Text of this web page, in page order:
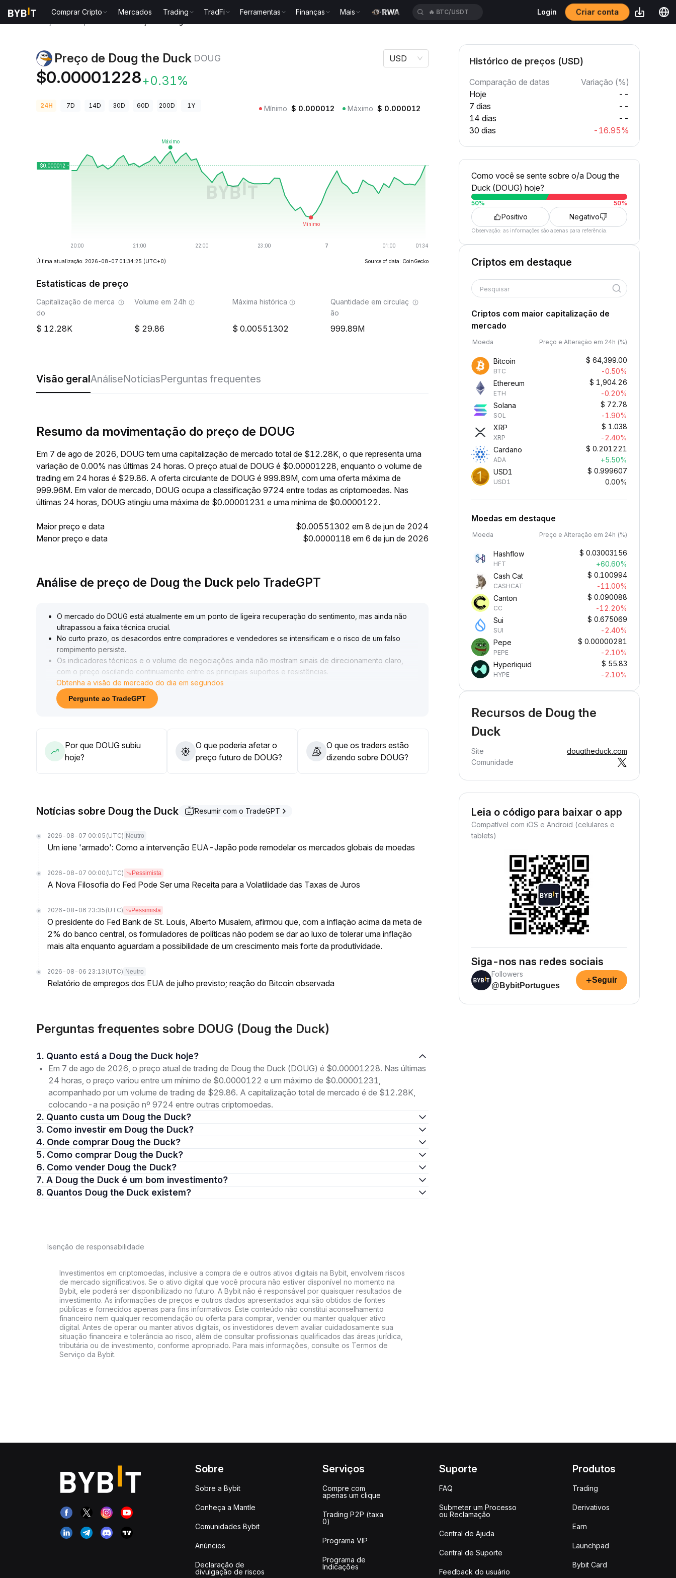
Comprar Cripto Mercados Trading TradFi Ferramentas Finanças Mais 🔥 BTC/USDT Login Criar conta
Preço de Doug the Duck DOUG
$0.00001228+0.31%
USD
24H 7D 14D 30D 60D 200D 1Y Mínimo $ 0.000012 Máximo $ 0.000012
Última atualização: 2026-08-07 01:34:25 (UTC+0) Source of data: CoinGecko
Estatisticas de preço
Capitalização de merca
do
12.28K
Volume em 24h
29.86
Máxima histórica
0.00551302
Quantidade em circulaç
ão
999.89M
Visão geralAnáliseNotíciasPerguntas frequentes
Resumo da movimentação do preço de DOUG
Em 7 de ago de 2026, DOUG tem uma capitalização de mercado total de $12.28K, o que representa uma
variação de 0.00% nas últimas 24 horas. O preço atual de DOUG é $0.00001228, enquanto o volume de
trading em 24 horas é $29.86. A oferta circulante de DOUG é 999.89M, com uma oferta máxima de
999.96M. Em valor de mercado, DOUG ocupa a classificação 9724 entre todas as criptomoedas. Nas
últimas 24 horas, DOUG atingiu uma máxima de $0.00001231 e uma mínima de $0.0000122.
Maior preço e data
$0.00551302 em 8 de jun de 2024
Menor preço e data
$0.0000118 em 6 de jun de 2026
Análise de preço de Doug the Duck pelo TradeGPT
O mercado do DOUG está atualmente em um ponto de ligeira recuperação do sentimento, mas ainda não
ultrapassou a faixa técnica crucial.
No curto prazo, os desacordos entre compradores e vendedores se intensificam e o risco de um falso
rompimento persiste.
Os indicadores técnicos e o volume de negociações ainda não mostram sinais de direcionamento claro,
com o preço oscilando continuamente entre os principais suportes e resistências
Recomenda-se que os investidores continuem monitorando o aumento do volume e uma possível
ressonância com a alta dos preços; caso o preço supere e se mantenha acima do intervalo central (como
0,83-0,89 USDT), a tendência de alta no médio e longo prazo poderá se consolidar
Obtenha a visão de mercado do dia em segundos
Pergunte ao TradeGPT
Por que DOUG subiu
hoje?
O que poderia afetar o
preço futuro de DOUG?
O que os traders estão
dizendo sobre DOUG?
Notícias sobre Doug the Duck Resumir com o TradeGPT
2026-08-07 00:05 (UTC) Neutro
Um iene 'armado': Como a intervenção EUA-Japão pode remodelar os mercados globais de moedas
2026-08-07 00:00 (UTC) Pessimista
A Nova Filosofia do Fed Pode Ser uma Receita para a Volatilidade das Taxas de Juros
2026-08-06 23:35 (UTC) Pessimista
O presidente do Fed Bank de St. Louis, Alberto Musalem, afirmou que, com a inflação acima da meta de
2% do banco central, os formuladores de políticas não podem se dar ao luxo de tolerar uma inflação
mais alta enquanto aguardam a possibilidade de um crescimento mais forte da produtividade.
2026-08-06 23:13 (UTC) Neutro
Relatório de empregos dos EUA de julho previsto; reação do Bitcoin observada
Perguntas frequentes sobre DOUG (Doug the Duck)
1. Quanto está a Doug the Duck hoje?
Em 7 de ago de 2026, o preço atual de trading de Doug the Duck (DOUG) é $0.00001228. Nas últimas
24 horas, o preço variou entre um mínimo de $0.0000122 e um máximo de $0.00001231,
acompanhado por um volume de trading de $29.86. A capitalização total de mercado é de $12.28K,
colocando-a na posição nº 9724 entre outras criptomoedas.
2. Quanto custa um Doug the Duck?
3. Como investir em Doug the Duck?
4. Onde comprar Doug the Duck?
5. Como comprar Doug the Duck?
6. Como vender Doug the Duck?
7. A Doug the Duck é um bom investimento?
8. Quantos Doug the Duck existem?
Isenção de responsabilidade
Investimentos em criptomoedas, inclusive a compra de e outros ativos digitais na Bybit, envolvem riscos
de mercado significativos. Se o ativo digital que você procura não estiver disponível no momento na
Bybit, ele poderá ser disponibilizado no futuro. A Bybit não é responsável por quaisquer resultados de
investimento. As informações de preços e outros dados apresentados aqui são obtidos de fontes
públicas e fornecidos apenas para fins informativos. Este conteúdo não constitui aconselhamento
financeiro nem qualquer recomendação ou oferta para comprar, vender ou manter qualquer ativo
digital. Antes de operar ou manter ativos digitais, os investidores devem avaliar cuidadosamente sua
situação financeira e tolerância ao risco, além de consultar profissionais qualificados das áreas jurídica,
tributária ou de investimento, conforme apropriado. Para mais informações, consulte os Termos de
Serviço da Bybit.
Histórico de preços (USD)
Comparação de datas
Variação (%)
Hoje
--
7 dias
--
14 dias
--
30 dias
-16.95%
Como você se sente sobre o/a Doug the
Duck (DOUG) hoje?
50% 50%
Positivo Negativo
Observação: as informações são apenas para referência.
Criptos em destaque
Pesquisar
Criptos com maior capitalização de
mercado
Moeda Preço e Alteração em 24h (%)
Bitcoin
BTC
$ 64,399.00
-0.50%
Ethereum
ETH
$ 1,904.26
-0.20%
Solana
SOL
$ 72.78
-1.90%
XRP
XRP
$ 1.038
-2.40%
Cardano
ADA
$ 0.201221
+5.50%
USD1
USD1
$ 0.999607
0.00%
Moedas em destaque
Moeda Preço e Alteração em 24h (%)
Hashflow
HFT
$ 0.03003156
+60.60%
Cash Cat
CASHCAT
$ 0.100994
-11.00%
Canton
CC
$ 0.090088
-12.20%
Sui
SUI
$ 0.675069
-2.40%
Pepe
PEPE
$ 0.00000281
-2.10%
Hyperliquid
HYPE
$ 55.83
-2.10%
Recursos de Doug the
Duck
Site
dougtheduck.com
Comunidade
Leia o código para baixar o app
Compatível com iOS e Android (celulares e
tablets)
Siga-nos nas redes sociais
Followers
@BybitPortugues
+Seguir
Sobre
Sobre a Bybit
Conheça a Mantle
Comunidades Bybit
Anúncios
Declaração de
divulgação de riscos
Serviços
Compre com
apenas um clique
Trading P2P (taxa
0)
Programa VIP
Programa de
Indicações
Suporte
FAQ
Submeter um Processo
ou Reclamação
Central de Ajuda
Central de Suporte
Feedback do usuário
Produtos
Trading
Derivativos
Earn
Launchpad
Bybit Card